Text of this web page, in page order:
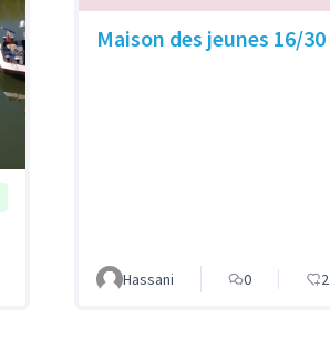
Maison des jeunes 16/30
Hassani 0 2